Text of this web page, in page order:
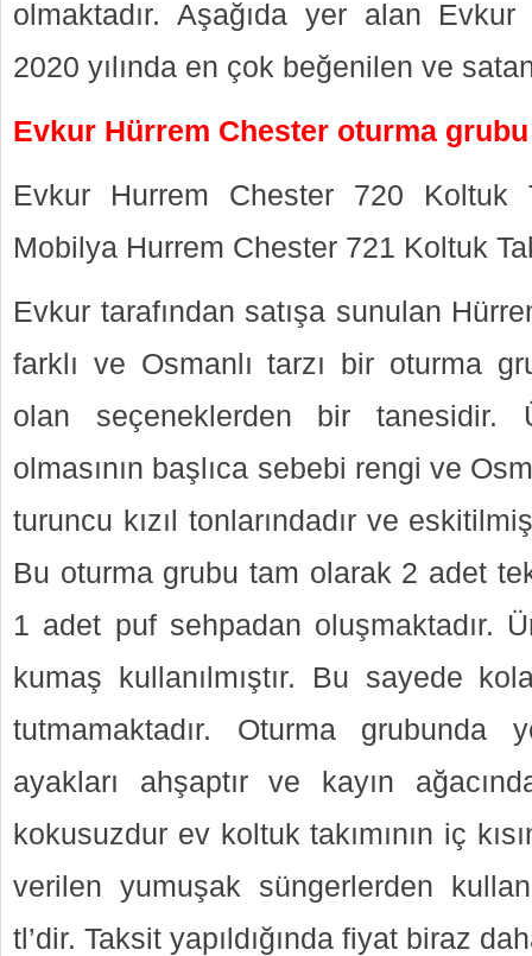
olmaktadır. Aşağıda yer alan
2020 yılında en çok beğenilen ve
Evkur Hürrem Chester oturma grubu
Evkur Hurrem Chester 720 Koltuk
Mobilya Hurrem Chester 721 Koltuk
Evkur tarafından satışa sunulan
farklı ve Osmanlı tarzı bir oturma
olan seçeneklerden bir tanesidir.
olmasının başlıca sebebi rengi ve
turuncu kızıl tonlarındadır ve
Bu oturma grubu tam olarak 2 adet
1 adet puf sehpadan oluşmaktadır.
kumaş kullanılmıştır. Bu sayede
tutmamaktadır. Oturma
ayakları ahşaptır ve kayın
kokusuzdur ev koltuk takımının iç
verilen yumuşak süngerlerden
tl’dir. Taksit yapıldığında fiyat biraz